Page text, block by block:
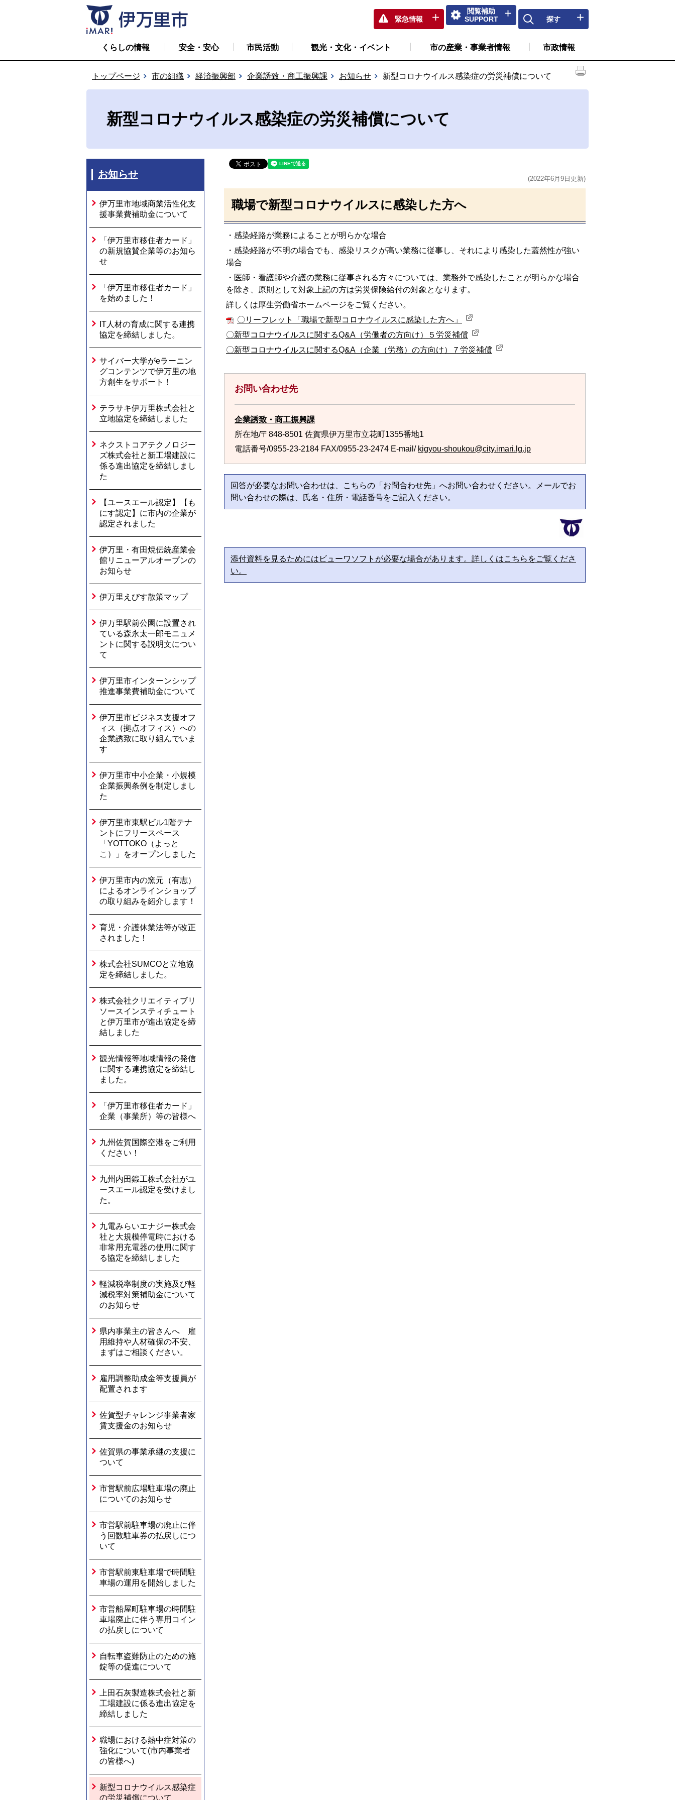
緊急情報
閲覧補助
SUPPORT
探す
くらしの情報 安全・安心 市民活動 観光・文化・イベント 市の産業・事業者情報 市政情報
トップページ 市の組織 経済振興部 企業誘致・商工振興課 お知らせ 新型コロナウイルス感染症の労災補償について
新型コロナウイルス感染症の労災補償について
お知らせ
伊万里市地域商業活性化支
援事業費補助金について
「伊万里市移住者カード」
の新規協賛企業等のお知ら
せ
「伊万里市移住者カード」
を始めました！
IT人材の育成に関する連携
協定を締結しました。
サイバー大学がeラーニン
グコンテンツで伊万里の地
方創生をサポート！
テラサキ伊万里株式会社と
立地協定を締結しました
ネクストコアテクノロジー
ズ株式会社と新工場建設に
係る進出協定を締結しまし
た
【ユースエール認定】【も
にす認定】に市内の企業が
認定されました
伊万里・有田焼伝統産業会
館リニューアルオープンの
お知らせ
伊万里えびす散策マップ
伊万里駅前公園に設置され
ている森永太一郎モニュメ
ントに関する説明文につい
て
伊万里市インターンシップ
推進事業費補助金について
伊万里市ビジネス支援オフ
ィス（拠点オフィス）への
企業誘致に取り組んでいま
す
伊万里市中小企業・小規模
企業振興条例を制定しまし
た
伊万里市東駅ビル1階テナ
ントにフリースペース
「YOTTOKO（よっと
こ）」をオープンしました
伊万里市内の窯元（有志）
によるオンラインショップ
の取り組みを紹介します！
育児・介護休業法等が改正
されました！
株式会社SUMCOと立地協
定を締結しました。
株式会社クリエイティブリ
ソースインスティチュート
と伊万里市が進出協定を締
結しました
観光情報等地域情報の発信
に関する連携協定を締結し
ました。
「伊万里市移住者カード」
企業（事業所）等の皆様へ
九州佐賀国際空港をご利用
ください！
九州内田鍛工株式会社がユ
ースエール認定を受けまし
た。
九電みらいエナジー株式会
社と大規模停電時における
非常用充電器の使用に関す
る協定を締結しました
軽減税率制度の実施及び軽
減税率対策補助金について
のお知らせ
県内事業主の皆さんへ 雇
用維持や人材確保の不安、
まずはご相談ください。
雇用調整助成金等支援員が
配置されます
佐賀型チャレンジ事業者家
賃支援金のお知らせ
佐賀県の事業承継の支援に
ついて
市営駅前広場駐車場の廃止
についてのお知らせ
市営駅前駐車場の廃止に伴
う回数駐車券の払戻しにつ
いて
市営駅前東駐車場で時間駐
車場の運用を開始しました
市営船屋町駐車場の時間駐
車場廃止に伴う専用コイン
の払戻しについて
自転車盗難防止のための施
錠等の促進について
上田石灰製造株式会社と新
工場建設に係る進出協定を
締結しました
職場における熱中症対策の
強化について(市内事業者
の皆様へ)
新型コロナウイルス感染症
の労災補償について
(2022年6月9日更新)
職場で新型コロナウイルスに感染した方へ
・感染経路が業務によることが明らかな場合
・感染経路が不明の場合でも、感染リスクが高い業務に従事し、それにより感染した蓋然性が強い
場合
・医師・看護師や介護の業務に従事される方々については、業務外で感染したことが明らかな場合
を除き、原則として対象上記の方は労災保険給付の対象となります。
詳しくは厚生労働省ホームページをご覧ください。
〇リーフレット「職場で新型コロナウイルスに感染した方へ」
〇新型コロナウイルスに関するQ&A（労働者の方向け）５労災補償
〇新型コロナウイルスに関するQ&A（企業（労務）の方向け）７労災補償
お問い合わせ先
企業誘致・商工振興課
所在地/〒848-8501 佐賀県伊万里市立花町1355番地1
電話番号/0955-23-2184 FAX/0955-23-2474 E-mail/ kigyou-shoukou@city.imari.lg.jp
回答が必要なお問い合わせは、こちらの「お問合わせ先」へお問い合わせください。メールでお
問い合わせの際は、氏名・住所・電話番号をご記入ください。
添付資料を見るためにはビューワソフトが必要な場合があります。詳しくはこちらをご覧くださ
い。